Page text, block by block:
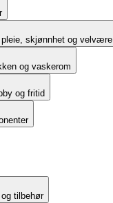
pleie, skjønnhet og velvære
og vaskerom
og fritid
tilbehør